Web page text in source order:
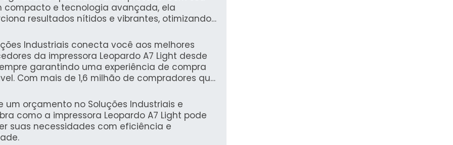
de espera e aumento da produtividade.
de papel e energia, promovendo práticas
CERTA
profissional envolve uma análise cuidadosa de
na eficiência e na economia do seu
compacto e tecnologia avançada, ela
resultados nítidos e vibrantes, otimizando
Industriais conecta você aos melhores
da impressora Leopardo A7 Light desde
garantindo uma experiência de compra
Com mais de 1,6 milhão de compradores que
opções do mercado com segurança.
um orçamento no Soluções Industriais e
como a impressora Leopardo A7 Light pode
suas necessidades com eficiência e